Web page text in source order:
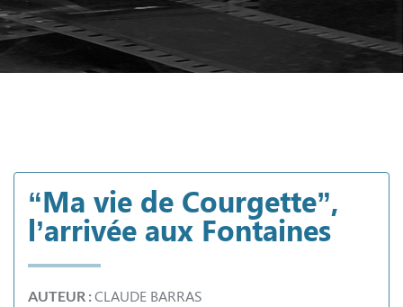
“Ma vie de Courgette”,
l’arrivée aux Fontaines
AUTEUR :CLAUDE BARRAS